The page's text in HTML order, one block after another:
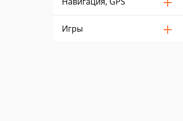
Игры